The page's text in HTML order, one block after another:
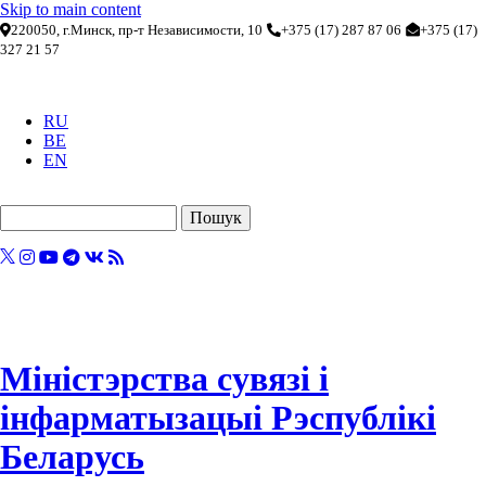
Skip to main content
220050, г.Минск, пр-т Независимости, 10 +375 (17) 287 87 06
+375 (17)
327 21 57
RU
BE
EN
Міністэрства сувязі і
інфарматызацыі Рэспублікі
Беларусь